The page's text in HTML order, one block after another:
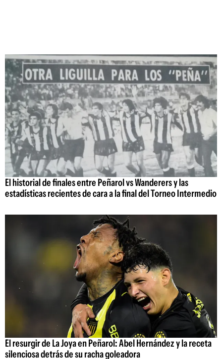
El historial de finales entre Peñarol vs Wanderers y las
estadísticas recientes de cara a la final del Torneo Intermedio
El resurgir de La Joya en Peñarol: Abel Hernández y la receta
silenciosa detrás de su racha goleadora